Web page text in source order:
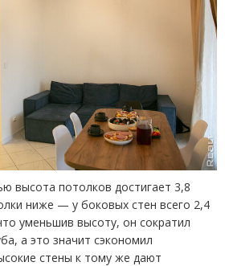
высота потолков достигает 3,8
ниже — у боковых стен всего 2,4
уменьшив высоту, он сократил
а это значит сэкономил
стены к тому же дают